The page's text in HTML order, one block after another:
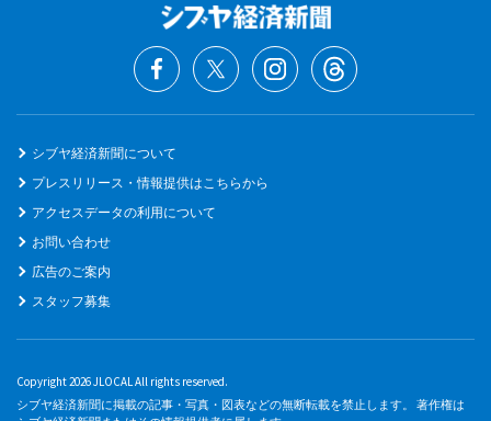
シブヤ経済新聞について
プレスリリース・情報提供はこちらから
アクセスデータの利用について
お問い合わせ
広告のご案内
スタッフ募集
Copyright 2026 JLOCAL All rights reserved.
シブヤ経済新聞に掲載の記事・写真・図表などの無断転載を禁止します。 著作権は